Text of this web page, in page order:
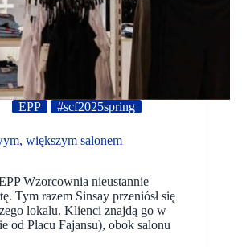
EPP #scf2025spring
większym salonem
Wzorcownia nieustannie
Tym razem Sinsay przeniósł się
lokalu. Klienci znajdą go w
od Placu Fajansu), obok salonu